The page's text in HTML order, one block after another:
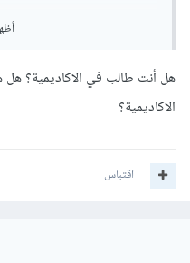
style.css
Unavailable
هل أنت طالب في الاكاديمية؟ هل
الاكاديمية؟
اقتباس